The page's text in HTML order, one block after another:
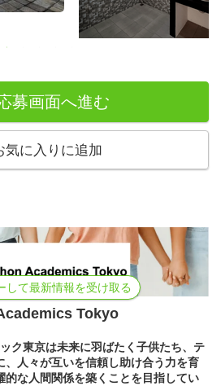
滞在施設
募画面へ進む
気に入りに追加
して最新情報を受け取る
Tokyo
ク東京は未来に羽ばたく子供たち、テ
、人々が互いを信頼し助け合う力を育
的な人間関係を築くことを目指してい